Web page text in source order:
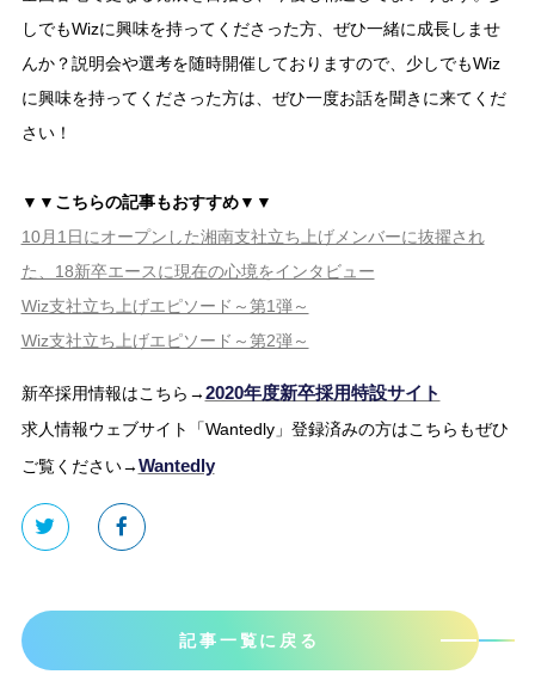
しでもWizに興味を持ってくださった方、ぜひ一緒に成長しませ
んか？説明会や選考を随時開催しておりますので、少しでもWiz
に興味を持ってくださった方は、ぜひ一度お話を聞きに来てくだ
さい！
▼▼こちらの記事もおすすめ▼▼
10月1日にオープンした湘南支社立ち上げメンバーに抜擢され
た、18新卒エースに現在の心境をインタビュー
Wiz支社立ち上げエピソード～第1弾～
Wiz支社立ち上げエピソード～第2弾～
新卒採用情報はこちら→2020年度新卒採用特設サイト
求人情報ウェブサイト「Wantedly」登録済みの方はこちらもぜひ
ご覧ください→Wantedly
記事一覧に戻る